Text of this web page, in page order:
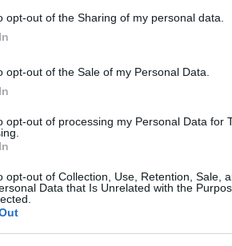
opt-out of the Sharing of my personal data.
opt-out of the Sale of my Personal Data.
opt-out of processing my Personal Data for
opt-out of Collection, Use, Retention, Sale,
Data that Is Unrelated with the